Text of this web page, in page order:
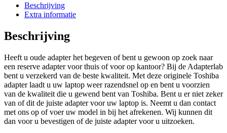
Beschrijving
Extra informatie
Beschrijving
Heeft u oude adapter het begeven of bent u gewoon op zoek naar
een reserve adapter voor thuis of voor op kantoor? Bij de Adapterlab
bent u verzekerd van de beste kwaliteit. Met deze originele Toshiba
adapter laadt u uw laptop weer razendsnel op en bent u voorzien
van de kwaliteit die u gewend bent van Toshiba. Bent u er niet zeker
van of dit de juiste adapter voor uw laptop is. Neemt u dan contact
met ons op of voer uw model in bij het afrekenen. Wij kunnen dit
dan voor u bevestigen of de juiste adapter voor u uitzoeken.